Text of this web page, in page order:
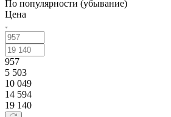
По популярности (убывание)
Цена
957
5 503
10 049
14 594
19 140